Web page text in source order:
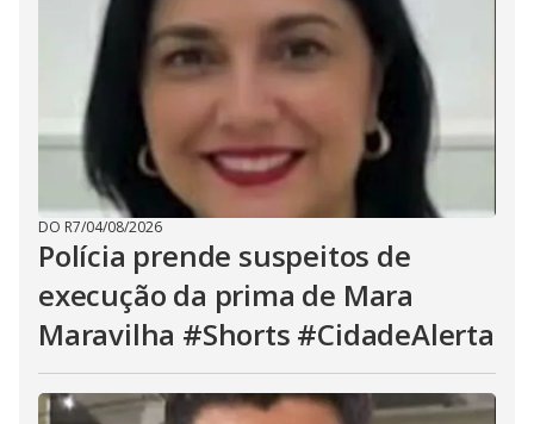
DO R7/04/08/2026
Polícia prende suspeitos de
execução da prima de Mara
Maravilha #Shorts #CidadeAlerta